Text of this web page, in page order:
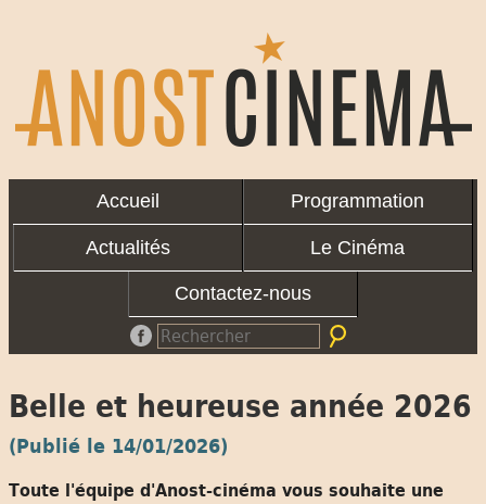
Accueil Programmation
Actualités Le Cinéma
Contactez-nous
Belle et heureuse année 2026
(Publié le 14/01/2026)
Toute l'équipe d'Anost-cinéma vous souhaite une